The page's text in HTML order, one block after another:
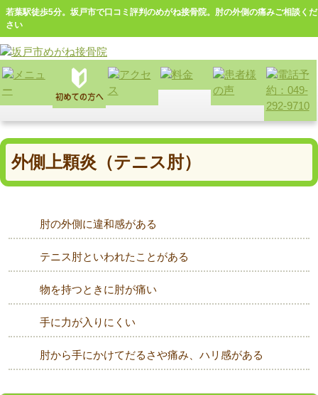
若葉駅徒歩5分。坂戸市で口コミ評判のめがね接骨院。肘の外側の痛みご相談くだ
さい
外側上顆炎（テニス肘）
肘の外側に違和感がある
テニス肘といわれたことがある
物を持つときに肘が痛い
手に力が入りにくい
肘から手にかけてだるさや痛み、ハリ感がある